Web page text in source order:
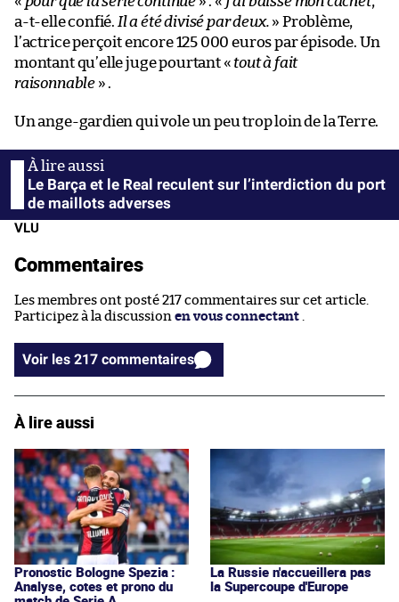
a-t-elle confié. Il a été divisé par deux. » Problème,
l’actrice perçoit encore 125 000 euros par épisode. Un
montant qu’elle juge pourtant «tout à fait
raisonnable » .
Un ange-gardien qui vole un peu trop loin de la Terre.
Le Barça et le Real reculent sur l’interdiction du port
de maillots adverses
VLU
Commentaires
Les membres ont posté 217 commentaires sur cet article.
Participez à la discussion en vous connectant
Voir les 217 commentaires
À lire aussi
Pronostic Bologne Spezia :
Analyse, cotes et prono du
La Russie n'accueillera pas
la Supercoupe d'Europe